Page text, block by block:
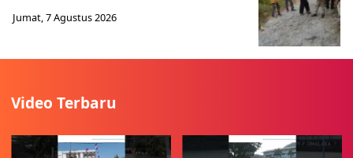
Jumat, 7 Agustus 2026
Video Terbaru